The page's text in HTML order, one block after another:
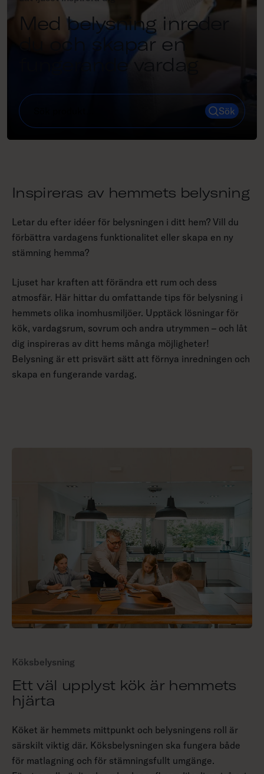
Med belysning inreder
du och skapar en
fungerande vardag
S
Sök
Inspireras av hemmets belysning
Letar du efter idéer för belysningen i ditt hem? Vill du
förbättra vardagens funktionalitet eller skapa en ny
stämning hemma?
Ljuset har kraften att förändra ett rum och dess
atmosfär. Här hittar du omfattande tips för belysning i
hemmets olika inomhusmiljöer. Upptäck lösningar för
kök, vardagsrum, sovrum och andra utrymmen – och låt
dig inspireras av ditt hems många möjligheter!
Belysning är ett prisvärt sätt att förnya inredningen och
skapa en fungerande vardag.
Köksbelysning
Ett väl upplyst kök är hemmets
hjärta
Köket är hemmets mittpunkt och belysningens roll är
särskilt viktig där. Köksbelysningen ska fungera både
för matlagning och för stämningsfullt umgänge.